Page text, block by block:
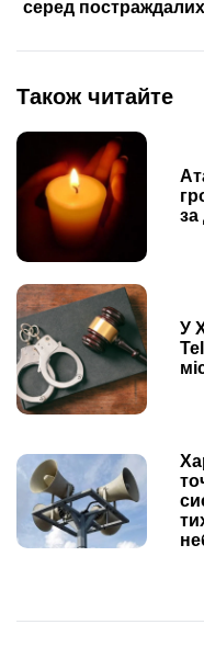
серед постраждалих
Також читайте
за
У